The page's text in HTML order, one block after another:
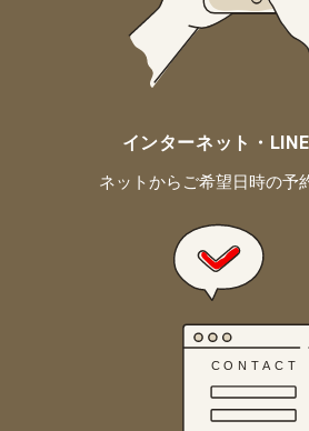
インターネット・
ネットからご希望日時の予